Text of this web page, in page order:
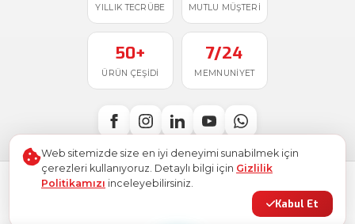
YILLIK TECRÜBE MUTLU MÜŞTERI
50+
ÜRÜN ÇEŞIDI
7/24
MEMNUNIYET
. Tüm hakları saklıdır.
Türkiye'de ile üretildi
Site Haritası
Web sitemizde size en iyi deneyimi sunabilmek için
çerezleri kullanıyoruz. Detaylı bilgi için Gizlilik
Politikamızı inceleyebilirsiniz.
Kabul Et